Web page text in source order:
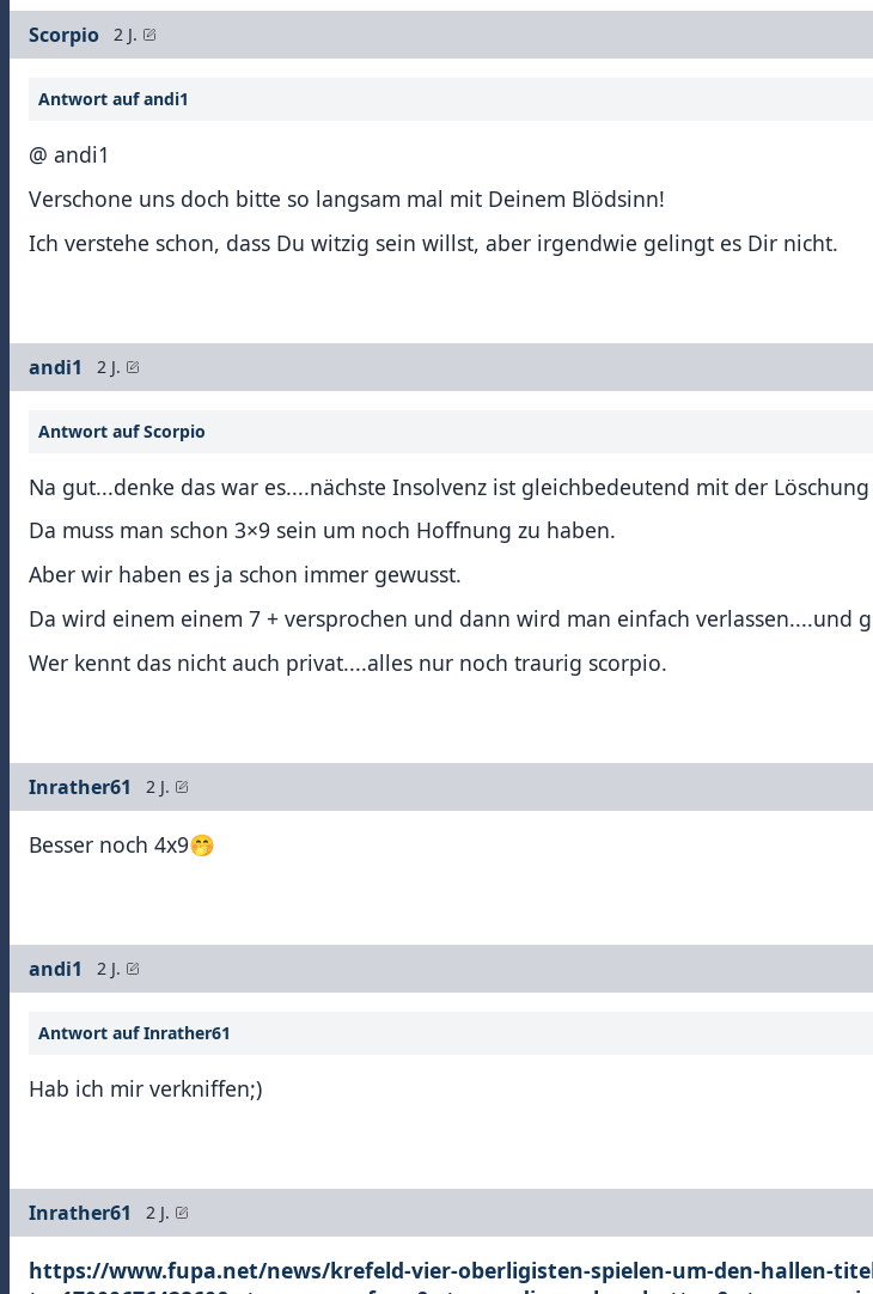
Scorpio 2 J.
Antwort auf andi1
@ andi1
Verschone uns doch bitte so langsam mal mit Deinem Blödsinn!
Ich verstehe schon, dass Du witzig sein willst, aber irgendwie gelingt es Dir nicht.
andi1 2 J.
Antwort auf Scorpio
Na gut...denke das war es....nächste Insolvenz ist gleichbedeutend mit der
Da muss man schon 3×9 sein um noch Hoffnung zu haben.
Aber wir haben es ja schon immer gewusst.
Da wird einem einem 7 + versprochen und dann wird man einfach verlassen....und
Wer kennt das nicht auch privat....alles nur noch traurig scorpio.
Inrather61 2 J.
Besser noch 4x9🤭
andi1 2 J.
Antwort auf Inrather61
Hab ich mir verkniffen;)
Inrather61 2 J.
https://www.fupa.net/news/krefeld-vier-oberligisten-spielen-um-den-hallen-